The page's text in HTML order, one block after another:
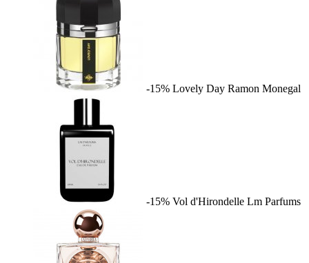
-15% Lovely Day Ramon Monegal
-15% Vol d'Hirondelle Lm Parfums